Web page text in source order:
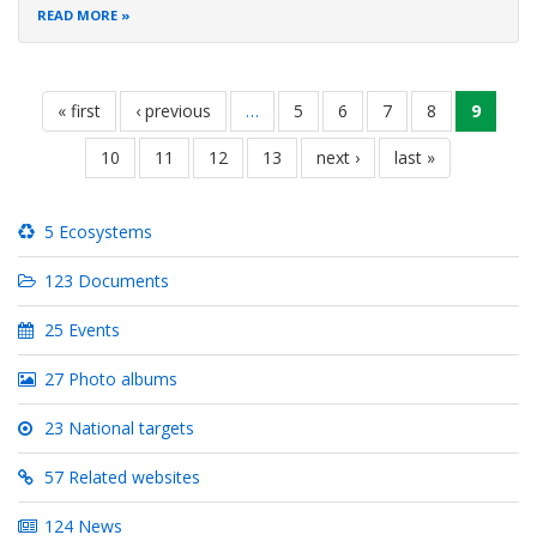
engagement de la communauté internationale en faveur
READ MORE
Pagination
first
page
« first
previous
page
‹ previous … page
5 page
6 page
7 page
8
current
page
9
page
10 page
11 page
12 page
13
next
page
next ›
last
page
last »
5 Ecosystems
123 Documents
25 Events
27 Photo albums
23 National targets
57 Related websites
124 News